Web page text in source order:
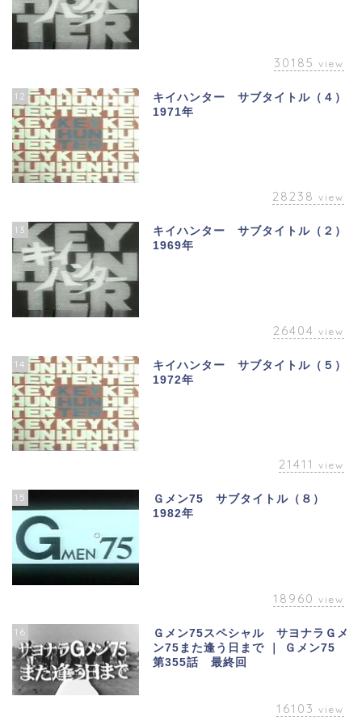
30185 view
12
キイハンター サブタイトル（４）
1971年
28238 view
13
キイハンター サブタイトル（２）
1969年
26404 view
14
キイハンター サブタイトル（５）
1972年
21411 view
15
Ｇメン75 サブタイトル（８）
1982年
18960 view
16
Ｇメン75スペシャル サヨナラＧメ
ン75また逢う日まで ｜ Ｇメン75
第355話 最終回
16103 view